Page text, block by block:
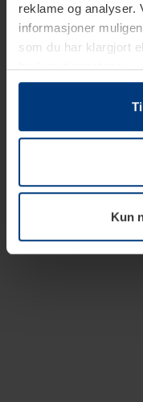
reklame og analyser.
informasjoner
som du har klargjort
bruk av tjenestene.
Etter loven kan vi
datamaskin, hvis
trenger vi din
tilbakekalle ditt
Kun